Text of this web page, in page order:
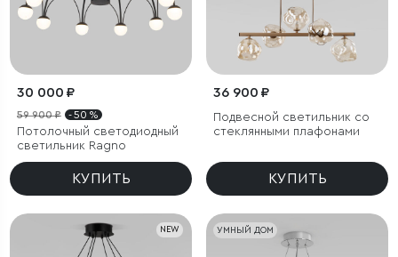
30 000 ₽
59 900 ₽ - 50 %
Потолочный светодиодный
светильник Ragno
КУПИТЬ
36 900 ₽
Подвесной светильник со
стеклянными плафонами
КУПИТЬ
NEW УМНЫЙ ДОМ